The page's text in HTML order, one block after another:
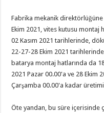
Fabrika mekanik
Ekim 2021, vites kutusu montaj
02 Kasım 2021 tarihlerinde,
22-27-28 Ekim 2021
batarya montaj hatlarında da
2021 Pazar 00.00'a ve 28 Ekim
Çarşamba 00.00'a kadar
Öte yandan, bu süre içerisinde